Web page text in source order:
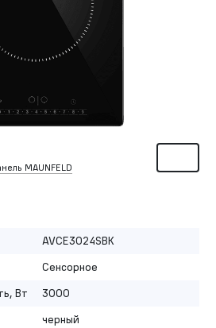
MAUNFELD
AVCE3024SBK
Сенсорное
Вт
3000
черный